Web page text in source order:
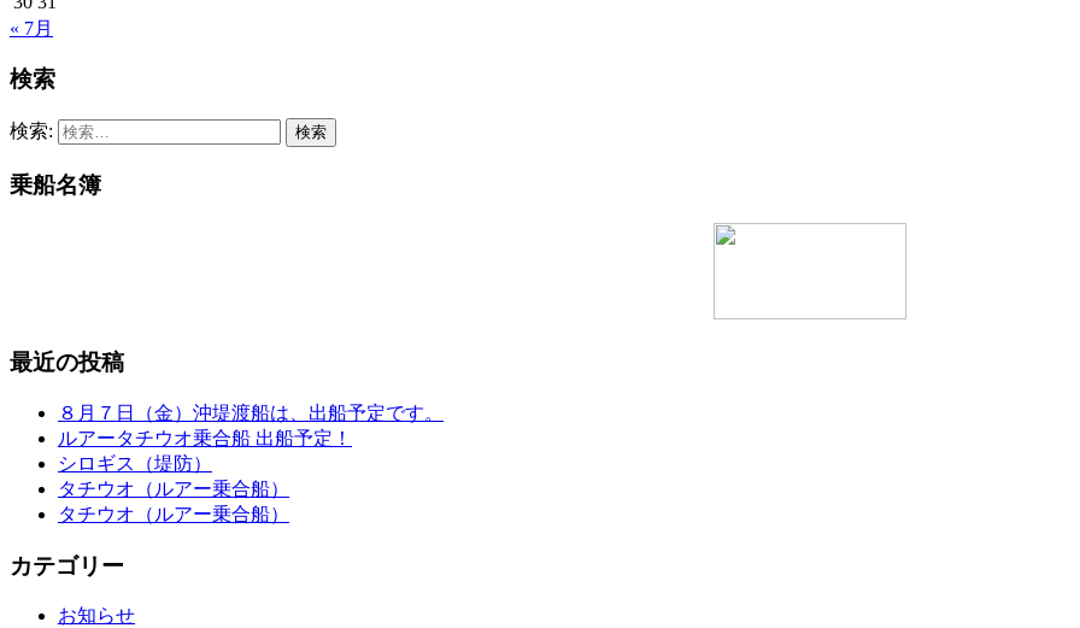
« 7月
検索
検索:
乗船名簿
最近の投稿
８月７日（金）沖堤渡船は、出船予定です。
ルアータチウオ乗合船 出船予定！
シロギス（堤防）
タチウオ（ルアー乗合船）
タチウオ（ルアー乗合船）
カテゴリー
お知らせ